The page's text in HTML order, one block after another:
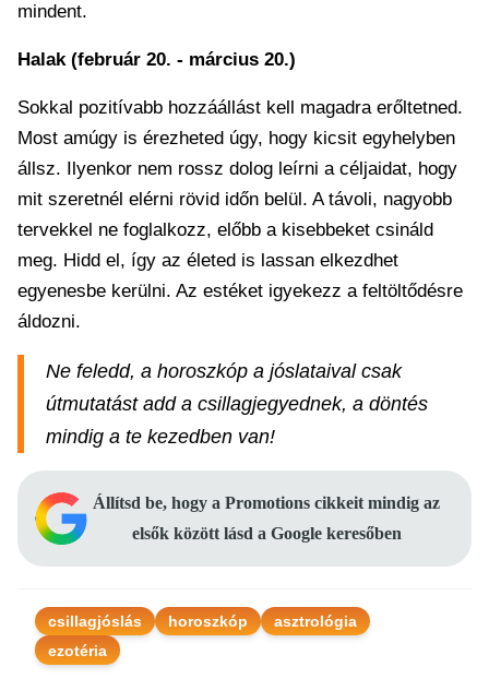
mindent.
Halak (február 20. - március 20.)
Sokkal pozitívabb hozzáállást kell magadra erőltetned.
Most amúgy is érezheted úgy, hogy kicsit egyhelyben
állsz. Ilyenkor nem rossz dolog leírni a céljaidat, hogy
mit szeretnél elérni rövid időn belül. A távoli, nagyobb
tervekkel ne foglalkozz, előbb a kisebbeket csináld
meg. Hidd el, így az életed is lassan elkezdhet
egyenesbe kerülni. Az estéket igyekezz a feltöltődésre
áldozni.
Ne feledd, a horoszkóp a jóslataival csak
útmutatást add a csillagjegyednek, a döntés
mindig a te kezedben van!
Állítsd be, hogy a Promotions cikkeit mindig az
elsők között lásd a Google keresőben
csillagjóslás horoszkóp
asztrológia
ezotéria